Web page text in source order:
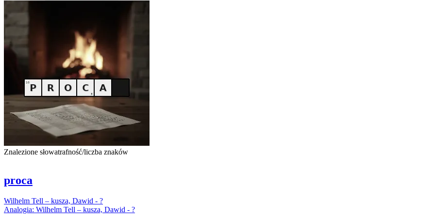
Znalezione słowatrafność/liczba znaków
proca
Wilhelm Tell – kusza, Dawid - ?
Analogia: Wilhelm Tell – kusza, Dawid - ?